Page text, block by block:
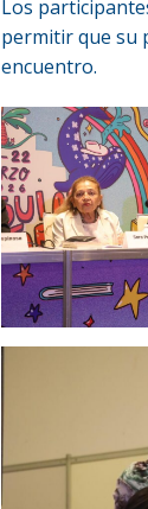
Los
permitir que su
encuentro.